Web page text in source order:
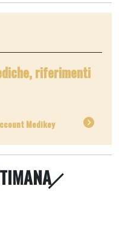
riferimenti
Medikey